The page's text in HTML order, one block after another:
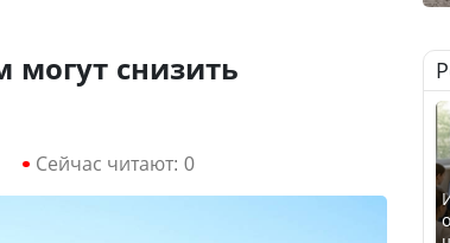
могут снизить
Сейчас читают: 0